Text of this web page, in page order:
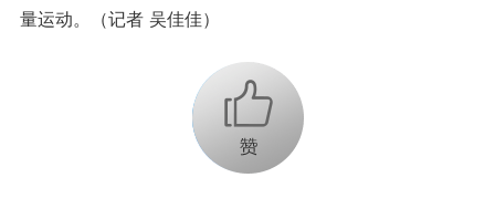
量运动。（记者 吴佳佳）
+1